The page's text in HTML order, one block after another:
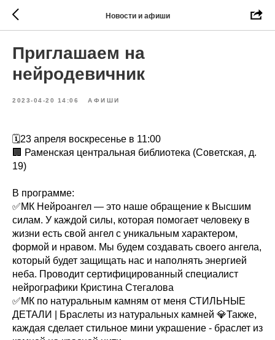
Новости и афиши
Приглашаем на
нейродевичник
2023-04-20 14:06 АФИШИ
🗓23 апреля воскресенье в 11:00
🏢 Раменская центральная библиотека (Советская, д.
19)
В программе:
✅МК Нейроангел — это наше обращение к Высшим
силам. У каждой силы, которая помогает человеку в
жизни есть свой ангел с уникальным характером,
формой и нравом. Мы будем создавать своего ангела,
который будет защищать нас и наполнять энергией
неба. Проводит сертифицированный специалист
нейрографики Кристина Стегалова
✅МК по натуральным камням от меня СТИЛЬНЫЕ
ДЕТАЛИ | Браслеты из натуральных камней 💎Также,
каждая сделает стильное мини украшение - браслет из